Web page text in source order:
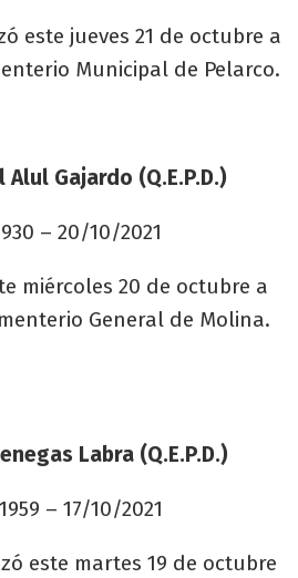
este jueves 21 de octubre a
Municipal de Pelarco.
Gajardo (Q.E.P.D.)
– 20/10/2021
miércoles 20 de octubre a
General de Molina.
Labra (Q.E.P.D.)
– 17/10/2021
este martes 19 de octubre